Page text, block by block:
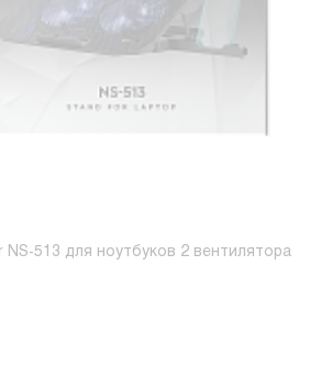
NS-513 для ноутбуков 2 вентилятора